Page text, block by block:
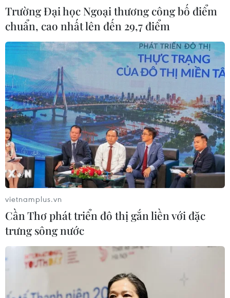
Liên hợp quốc nối lại đàm phán về hiệp
ước chấm dứt ô nhiễm nhựa
25/05/2023 22:02
Vòng đàm phán mới diễn ra từ ngày 29/5-2/6 tại Paris
(Pháp) diễn ra sau vòng đàm phán kỹ thuật tại Uruguay
vào tháng 11/2022, đánh dấu giai đoạn thứ hai trong
năm giai đoạn đàm phán.
Trường Đại học Ngoại thương công bố điểm
chuẩn, cao nhất lên đến 29,7 điểm
vietnamplus.vn
Cần Thơ phát triển đô thị gắn liền với đặc
trưng sông nước